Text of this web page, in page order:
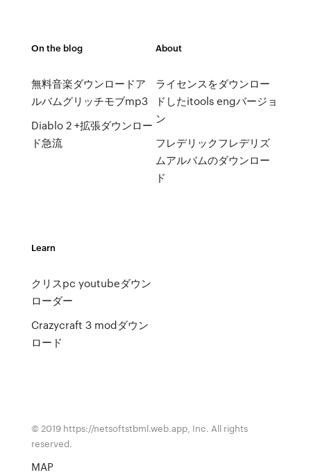
On the blog
無料音楽ダウンロードア
ルバムグリッチモブmp3
Diablo 2 +拡張ダウンロー
ド急流
About
ライセンスをダウンロー
ドしたitools engバージョ
ン
フレデリックフレデリズ
ムアルバムのダウンロー
ド
Learn
クリスpc youtubeダウン
ローダー
Crazycraft 3 modダウン
ロード
© 2019 https://netsoftstbml.web.app, Inc. All rights
reserved.
MAP